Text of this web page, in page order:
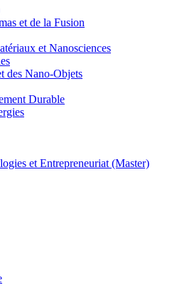
et de la Fusion
et Nanosciences
des Nano-Objets
Durable
et Entrepreneuriat (Master)